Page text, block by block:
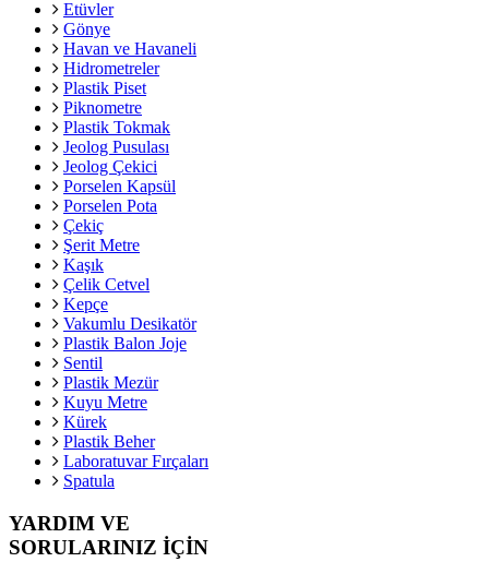
Etüvler
Gönye
Havan ve Havaneli
Hidrometreler
Plastik Piset
Piknometre
Plastik Tokmak
Jeolog Pusulası
Jeolog Çekici
Porselen Kapsül
Porselen Pota
Çekiç
Şerit Metre
Kaşık
Çelik Cetvel
Kepçe
Vakumlu Desikatör
Plastik Balon Joje
Sentil
Plastik Mezür
Kuyu Metre
Kürek
Plastik Beher
Laboratuvar Fırçaları
Spatula
YARDIM VE
SORULARINIZ İÇİN